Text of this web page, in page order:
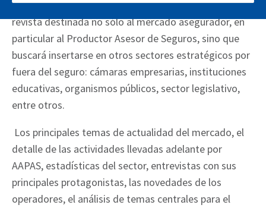
las ediciones, se seguirán viendo las novedades de una
revista destinada no sólo al mercado asegurador, en
particular al Productor Asesor de Seguros, sino que
buscará insertarse en otros sectores estratégicos por
fuera del seguro: cámaras empresarias, instituciones
educativas, organismos públicos, sector legislativo,
entre otros.
Los principales temas de actualidad del mercado, el
detalle de las actividades llevadas adelante por
AAPAS, estadísticas del sector, entrevistas con sus
principales protagonistas, las novedades de los
operadores, el análisis de temas centrales para el